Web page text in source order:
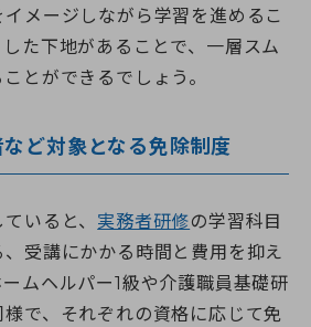
メージしながら学習を進めるこ
た下地があることで、一層スム
とができるでしょう。
ど対象となる免除制度
いると、 実務者研修の学習科目
受講にかかる時間と費用を抑え
ムヘルパー1級や介護職員基礎研
で、それぞれの資格に応じて免